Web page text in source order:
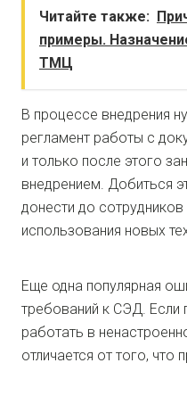
Читайте также:
примеры.
ТМЦ
В процессе внедрения
регламент работы с
и только после этого
внедрением. Добиться
донести до
использования новых
Еще одна популярная
требований к СЭД. Если
работать в
отличается от того, что